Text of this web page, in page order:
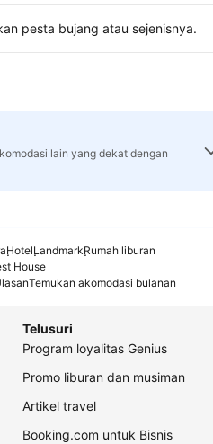
pesta bujang atau sejenisnya.
lain yang dekat dengan
HotelLandmarkRumah liburan
House
Temukan akomodasi bulanan
Telusuri
Program loyalitas Genius
Promo liburan dan musiman
Artikel travel
Booking.com untuk Bisnis